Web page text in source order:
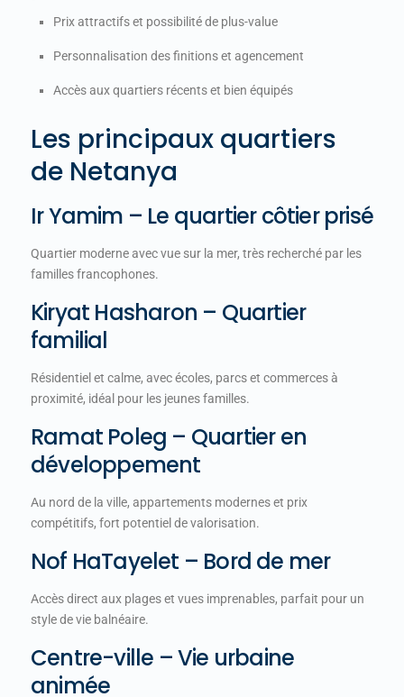
Prix attractifs et possibilité de plus-value
Personnalisation des finitions et agencement
Accès aux quartiers récents et bien équipés
Les principaux quartiers
de Netanya
Ir Yamim – Le quartier côtier prisé
Quartier moderne avec vue sur la mer, très recherché par les
familles francophones.
Kiryat Hasharon – Quartier
familial
Résidentiel et calme, avec écoles, parcs et commerces à
proximité, idéal pour les jeunes familles.
Ramat Poleg – Quartier en
développement
Au nord de la ville, appartements modernes et prix
compétitifs, fort potentiel de valorisation.
Nof HaTayelet – Bord de mer
Accès direct aux plages et vues imprenables, parfait pour un
style de vie balnéaire.
Centre-ville – Vie urbaine
animée